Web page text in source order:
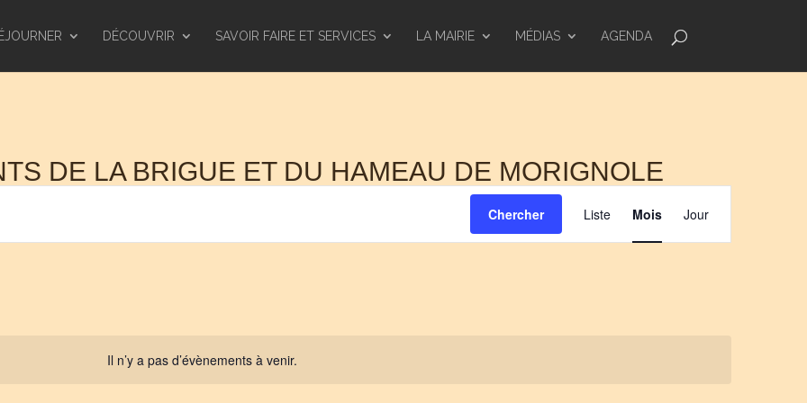
DÉCOUVRIR SAVOIR FAIRE ET SERVICES LA MAIRIE MÉDIAS AGENDA
DE LA BRIGUE ET DU HAMEAU DE MORIGNOLE
Il n’y a pas d’évènements à venir.
Chercher
DE
Liste Mois Jour